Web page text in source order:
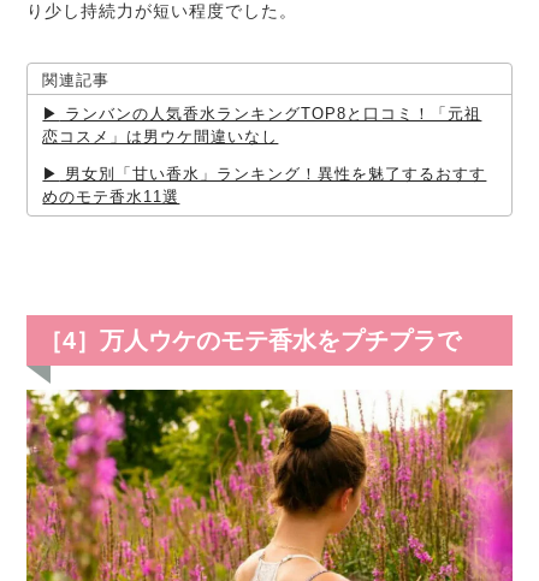
り少し持続力が短い程度でした。
関連記事
ランバンの人気香水ランキングTOP8と口コミ！「元祖
恋コスメ」は男ウケ間違いなし
男女別「甘い香水」ランキング！異性を魅了するおすす
めのモテ香水11選
［4］万人ウケのモテ香水をプチプラで